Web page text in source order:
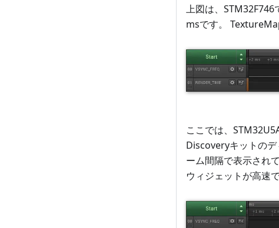
上図は、
msです。
ここでは、
Discoveryキットの
ーム間隔で表示され
ウィジェットが高速